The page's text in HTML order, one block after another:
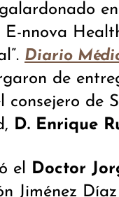
E-nnova
Diario
de
consejero de
D. Enrique
el Doctor
Jiménez